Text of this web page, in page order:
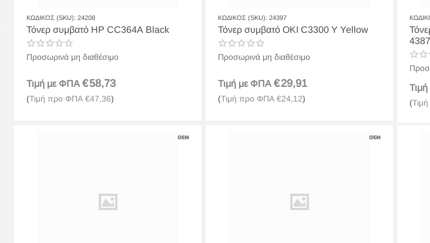
ΚΩΔΙΚΟΣ (SKU): 24208
Τόνερ συμβατό HP CC364A Black
Προσωρινά μη διαθέσιμο
Τιμή με ΦΠΑ €58,73
(Τιμή προ ΦΠΑ €47,36)
ΚΩΔΙΚΟΣ (SKU): 24397
Τόνερ συμβατό OKI C3300 Y Yellow
Προσωρινά μη διαθέσιμο
Τιμή με ΦΠΑ €29,91
(Τιμή προ ΦΠΑ €24,12) (